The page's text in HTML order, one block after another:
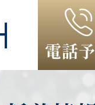
電話